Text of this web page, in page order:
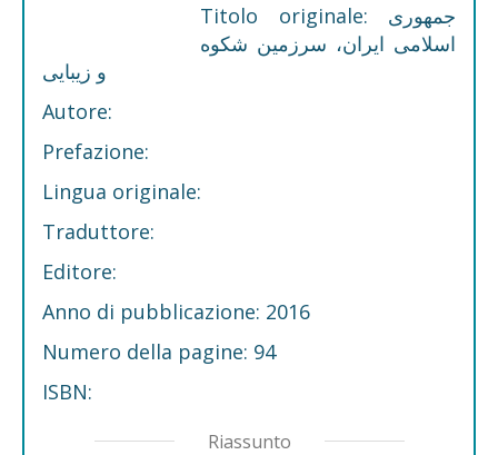
Titolo originale: جمهوری
اسلامی ایران، سرزمین شکوه
و زیبایی
Autore:
Prefazione:
Lingua originale:
Traduttore:
Editore:
Anno di pubblicazione: 2016
Numero della pagine: 94
ISBN:
Riassunto